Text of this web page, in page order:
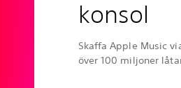
konsol
Skaffa Apple Music
över 100 miljoner